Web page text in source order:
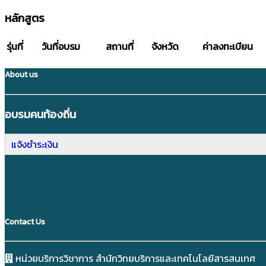
หลักสูตร
รุ่นที่ วันที่อบรม สถานที่ จังหวัด ค่าลงทะเบียน
About us
อบรมคนท้องถิ่น
แจ้งชำระเงิน
Contact Us
หน่วยบริการวิชาการ สำนักวิทยบริการและเทคโนโลยีสารสนเทศ